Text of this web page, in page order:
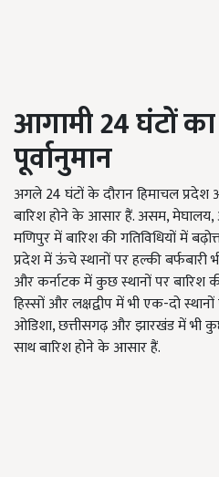
आगामी 24घंटों
पूर्वानुमान
अगले 24 घंटों के दौरान हिमाचल प्रदेश
बारिश होने के आसार हैं. असम,
मणिपुर में बारिश की गतिविधियों में
प्रदेश में ऊंचे स्थानों पर हल्की
और कर्नाटक में कुछ स्थानों पर बारिश
हिस्सों और लक्षद्वीप में भी एक-दो
ओडिशा, छत्तीसगढ़ और झारखंड में भी
साथ बारिश होने के आसार हैं.